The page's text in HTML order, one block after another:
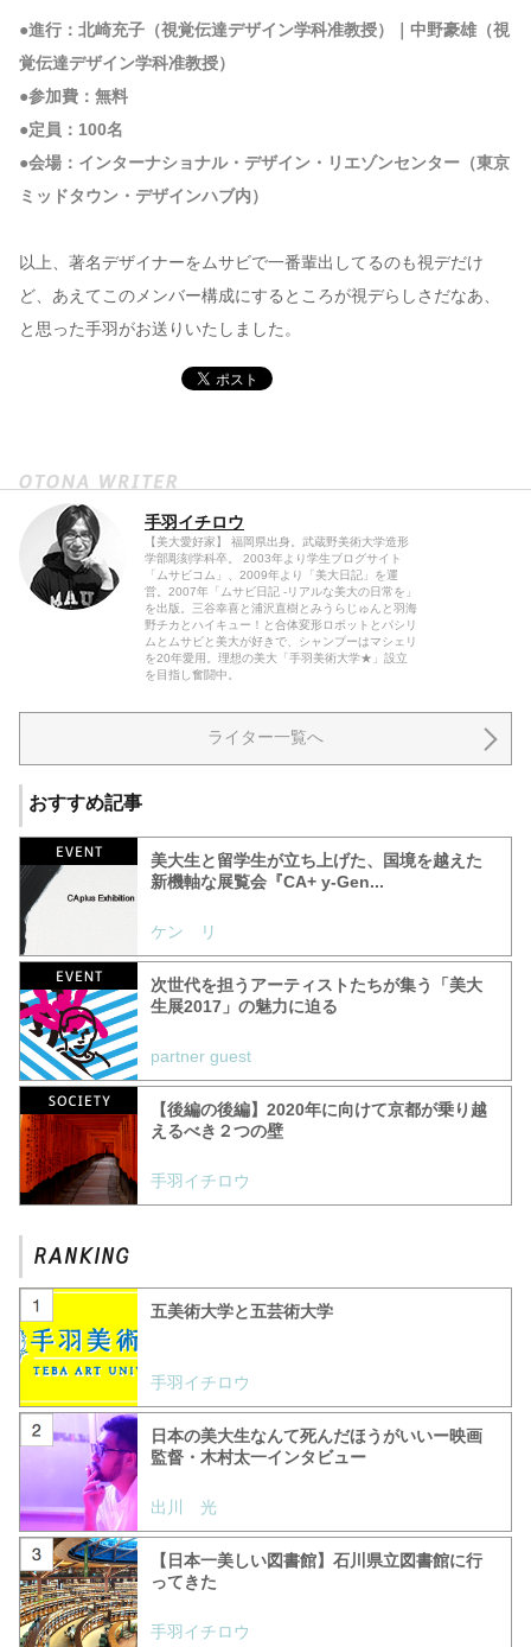
●進行：北崎充子（視覚伝達デザイン学科准教授）｜中野豪雄（視
覚伝達デザイン学科准教授）
●参加費：無料
●定員：100名
●会場：インターナショナル・デザイン・リエゾンセンター（東京
ミッドタウン・デザインハブ内）
以上、著名デザイナーをムサビで一番輩出してるのも視デだけ
ど、あえてこのメンバー構成にするところが視デらしさだなあ、
と思った手羽がお送りいたしました。
手羽イチロウ
【美大愛好家】 福岡県出身。武蔵野美術大学造形
学部彫刻学科卒。 2003年より学生ブログサイト
「ムサビコム」、2009年より「美大日記」を運
営。2007年「ムサビ日記 -リアルな美大の日常を」
を出版。三谷幸喜と浦沢直樹とみうらじゅんと羽海
野チカとハイキュー！と合体変形ロボットとパシリ
ムとムサビと美大が好きで、シャンプーはマシェリ
を20年愛用。理想の美大「手羽美術大学★」設立
を目指し奮闘中。
ライター一覧へ
おすすめ記事
美大生と留学生が立ち上げた、国境を越えた
新機軸な展覧会『CA+ y-Gen...
ケン リ
次世代を担うアーティストたちが集う「美大
生展2017」の魅力に迫る
partner guest
【後編の後編】2020年に向けて京都が乗り越
えるべき２つの壁
手羽イチロウ
五美術大学と五芸術大学
手羽イチロウ
日本の美大生なんて死んだほうがいいー映画
監督・木村太一インタビュー
出川 光
【日本一美しい図書館】石川県立図書館に行
ってきた
手羽イチロウ